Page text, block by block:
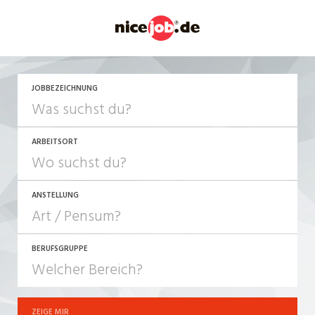
JOBBEZEICHNUNG
ARBEITSORT
ANSTELLUNG
JOB-TYP
Festanstellung
BERUFSGRUPPE
ZEIGE MIR